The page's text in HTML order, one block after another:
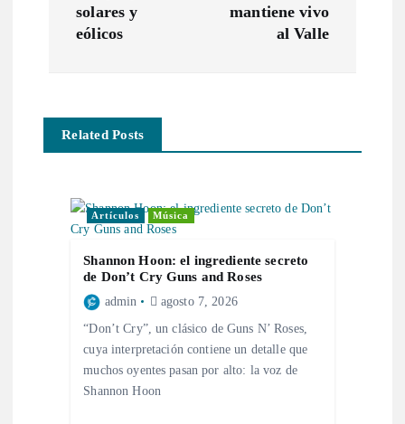
a
c
solares y
eólicos
mantiene vivo
al Valle
Related Posts
Artículos Música
Shannon Hoon: el ingrediente secreto
de Don’t Cry Guns and Roses
admin agosto 7, 2026
“Don’t Cry”, un clásico de Guns N’ Roses,
cuya interpretación contiene un detalle que
muchos oyentes pasan por alto: la voz de
Shannon Hoon